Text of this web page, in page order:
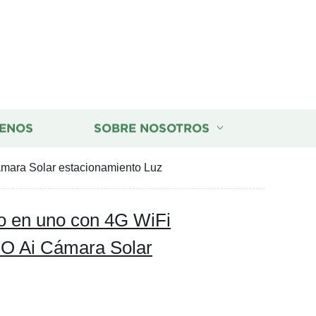
SOBRE NOSOTROS
Solar estacionamiento Luz
en uno con 4G WiFi
Ai Cámara Solar